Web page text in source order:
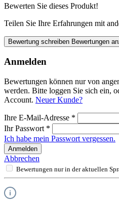
Bewerten Sie dieses Produkt!
Teilen Sie Ihre Erfahrungen mit
Bewertung schreiben Bewertungen
Anmelden
Bewertungen können nur von
werden. Bitte loggen Sie sich ein,
Account. Neuer Kunde?
Ihre E-Mail-Adresse *
Ihr Passwort *
Ich habe mein Passwort vergessen.
Anmelden
Abbrechen
Bewertungen nur in der aktuellen